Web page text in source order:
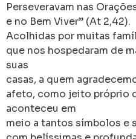
Perseveravam nas
e no Bem Viver” (At 2,42).
Acolhidas por muitas
que nos hospedaram de
suas
casas, a quem
afeto, como jeito próprio
aconteceu em
meio a tantos símbolos e